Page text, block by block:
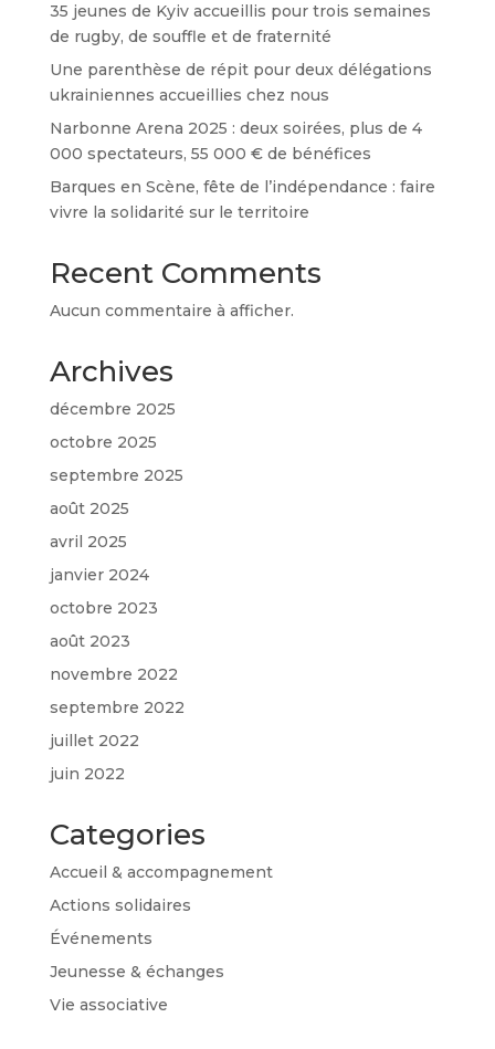
35 jeunes de Kyiv accueillis pour trois semaines
de rugby, de souffle et de fraternité
Une parenthèse de répit pour deux délégations
ukrainiennes accueillies chez nous
Narbonne Arena 2025 : deux soirées, plus de 4
000 spectateurs, 55 000 € de bénéfices
Barques en Scène, fête de l’indépendance : faire
vivre la solidarité sur le territoire
Recent Comments
Aucun commentaire à afficher.
Archives
décembre 2025
octobre 2025
septembre 2025
août 2025
avril 2025
janvier 2024
octobre 2023
août 2023
novembre 2022
septembre 2022
juillet 2022
juin 2022
Categories
Accueil & accompagnement
Actions solidaires
Événements
Jeunesse & échanges
Vie associative